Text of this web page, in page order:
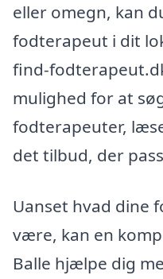
eller omegn, kan
fodterapeut i dit
find-
mulighed for at
fodterapeuter,
det tilbud, der
Uanset hvad dine
være, kan en
Balle hjælpe dig